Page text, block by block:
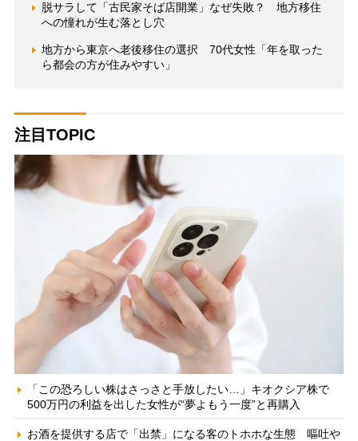
脱サラして「古民家そば店開業」なぜ失敗？ 地方移住
への憧れが生む落とし穴
地方から東京へ老後移住の選択 70代女性「年を取った
ら都会の方が住みやすい」
注目TOPIC
「この恐ろしい株はさっさと手放したい…」キオクシア株で
500万円の利益を出した女性が“夢よもう一度”と再購入
お酒を提供する店で「出禁」になる客のトホホな生態 嘔吐や